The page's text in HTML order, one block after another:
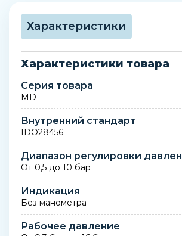
Характеристики
Характеристики товара
Серия товара
MD
Внутренний стандарт
IDO28456
Диапазон регулировки
От 0,5 до 10 бар
Индикация
Без манометра
Рабочее давление